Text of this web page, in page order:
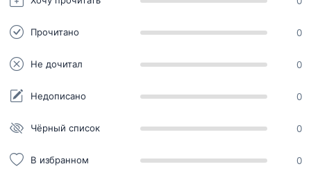
Прочитано 0
Не дочитал 0
Недописано 0
Чёрный список 0
В избранном 0